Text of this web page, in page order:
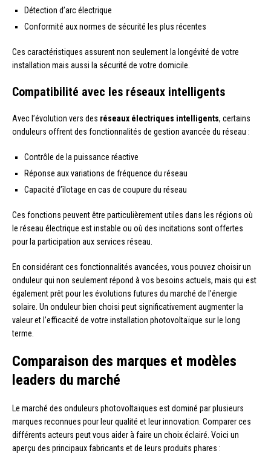
Détection d’arc électrique
Conformité aux normes de sécurité les plus récentes
Ces caractéristiques assurent non seulement la longévité de votre
installation mais aussi la sécurité de votre domicile.
Compatibilité avec les réseaux intelligents
Avec l’évolution vers des réseaux électriques intelligents, certains
onduleurs offrent des fonctionnalités de gestion avancée du réseau :
Contrôle de la puissance réactive
Réponse aux variations de fréquence du réseau
Capacité d’îlotage en cas de coupure du réseau
Ces fonctions peuvent être particulièrement utiles dans les régions où
le réseau électrique est instable ou où des incitations sont offertes
pour la participation aux services réseau.
En considérant ces fonctionnalités avancées, vous pouvez choisir un
onduleur qui non seulement répond à vos besoins actuels, mais qui est
également prêt pour les évolutions futures du marché de l’énergie
solaire. Un onduleur bien choisi peut significativement augmenter la
valeur et l’efficacité de votre installation photovoltaïque sur le long
terme.
Comparaison des marques et modèles
leaders du marché
Le marché des onduleurs photovoltaïques est dominé par plusieurs
marques reconnues pour leur qualité et leur innovation. Comparer ces
différents acteurs peut vous aider à faire un choix éclairé. Voici un
aperçu des principaux fabricants et de leurs produits phares :